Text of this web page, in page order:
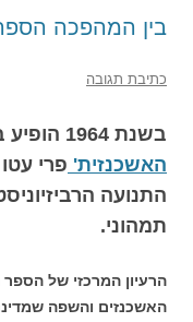
בין המהפכה
כתיבת תגובה
בשנת 1964 הופיע בתל־אביב הספר
האשכנזית' פרי
התנועה
תמהוני.
הרעיון המרכזי של
האשכנזים והשפה